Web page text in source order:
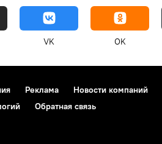
VK OK
Реклама Новости компаний
Обратная связь